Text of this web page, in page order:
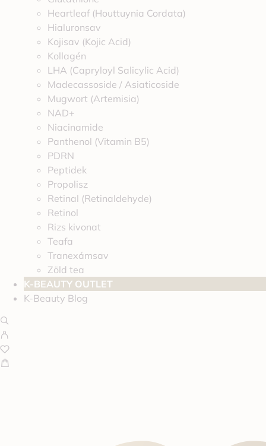
Heartleaf (Houttuynia Cordata)
Hialuronsav
Kojisav (Kojic Acid)
Kollagén
LHA (Capryloyl Salicylic Acid)
Madecassoside / Asiaticoside
Mugwort (Artemisia)
NAD+
Niacinamide
Panthenol (Vitamin B5)
PDRN
Peptidek
Propolisz
Retinal (Retinaldehyde)
Retinol
Rizs kivonat
Teafa
Tranexámsav
Zöld tea
K-BEAUTY OUTLET
K-Beauty Blog